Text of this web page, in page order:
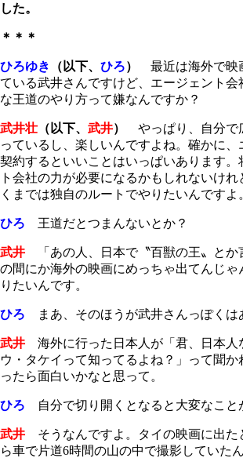
した。
＊＊＊
ひろゆき （以下、 ひろ）
最近は海外で映
ている武井さんですけど、エージェント会
な王道のやり方って嫌なんですか？
武井壮 （以下、 武井）
やっぱり、自分で
っているし、楽しいんですよね。確かに、
契約するといいことはいっぱいあります。
ト会社の力が必要になるかもしれないけ
くまでは独自のルートでやりたいんですよ
ひろ 王道だとつまんないとか？
武井 「あの人、日本で〝百獣の王〟とか
の間にか海外の映画にめっちゃ出てんじゃ
りたいんです。
ひろ まあ、そのほうが武井さんっぽくは
武井 海外に行った日本人が「君、日本
ウ・タケイって知ってるよね？」って聞か
ったら面白いかなと思って。
ひろ 自分で切り開くとなると大変なこと
武井 そうなんですよ。タイの映画に出た
ら車で片道6時間の山の中で撮影していた